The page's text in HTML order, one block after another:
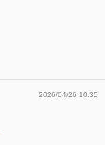
2026/04/26 10:35